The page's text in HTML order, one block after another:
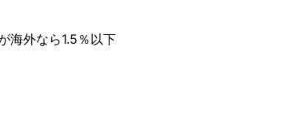
海外なら1.5％以下